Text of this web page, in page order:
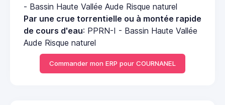
- Bassin Haute Vallée Aude Risque naturel
Par une crue torrentielle ou à montée rapide
de cours d'eau: PPRN-I - Bassin Haute Vallée
Aude Risque naturel
Commander mon ERP pour COURNANEL